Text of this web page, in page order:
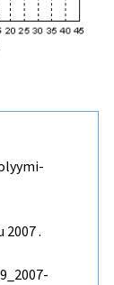
.